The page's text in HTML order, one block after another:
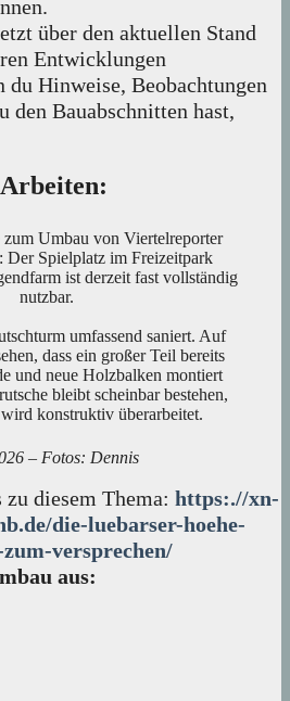
über den aktuellen Stand
Entwicklungen
du Hinweise, Beobachtungen
den Bauabschnitten hast,
Umbau von Viertelreporter
Der Spielplatz im Freizeitpark
ist derzeit fast vollständig
nutzbar.
umfassend saniert. Auf
dass ein großer Teil bereits
und neue Holzbalken montiert
bleibt scheinbar bestehen,
konstruktiv überarbeitet.
– Fotos: Dennis
diesem Thema: https:.//xn-
die-luebarser-hoehe-
versprechen/
aus: